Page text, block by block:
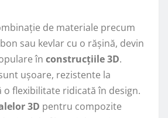
de materiale precum
sau kevlar cu o rășină, devin
în construcțiile 3D.
ușoare, rezistente la
o flexibilitate ridicată în design.
3D pentru compozite